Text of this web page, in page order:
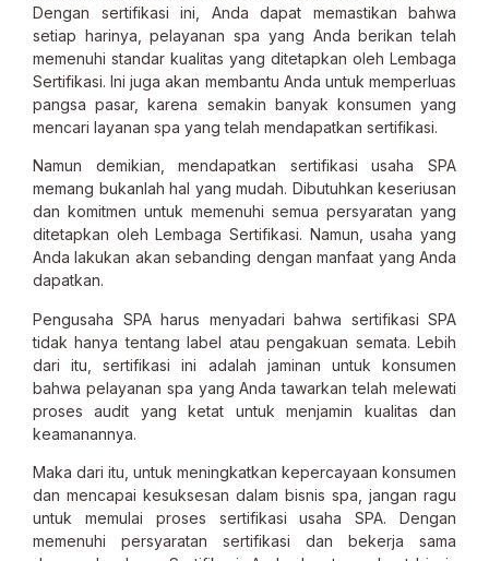
Dengan sertifikasi ini, Anda dapat memastikan bahwa
setiap harinya, pelayanan spa yang Anda berikan telah
memenuhi standar kualitas yang ditetapkan oleh Lembaga
Sertifikasi. Ini juga akan membantu Anda untuk memperluas
pangsa pasar, karena semakin banyak konsumen yang
mencari layanan spa yang telah mendapatkan sertifikasi.
Namun demikian, mendapatkan sertifikasi usaha SPA
memang bukanlah hal yang mudah. Dibutuhkan keseriusan
dan komitmen untuk memenuhi semua persyaratan yang
ditetapkan oleh Lembaga Sertifikasi. Namun, usaha yang
Anda lakukan akan sebanding dengan manfaat yang Anda
dapatkan.
Pengusaha SPA harus menyadari bahwa sertifikasi SPA
tidak hanya tentang label atau pengakuan semata. Lebih
dari itu, sertifikasi ini adalah jaminan untuk konsumen
bahwa pelayanan spa yang Anda tawarkan telah melewati
proses audit yang ketat untuk menjamin kualitas dan
keamanannya.
Maka dari itu, untuk meningkatkan kepercayaan konsumen
dan mencapai kesuksesan dalam bisnis spa, jangan ragu
untuk memulai proses sertifikasi usaha SPA. Dengan
memenuhi persyaratan sertifikasi dan bekerja sama